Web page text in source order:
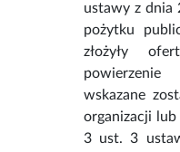
ustawy z dnia
pożytku
złożyły
powierzenie
wskazane
organizacji
3 ust. 3